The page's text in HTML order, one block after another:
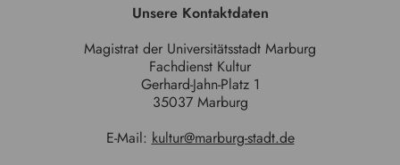
Unsere Kontaktdaten
Magistrat der Universitätsstadt Marburg
Fachdienst Kultur
Gerhard-Jahn-Platz 1
35037 Marburg
E-Mail: kultur@marburg-stadt.de